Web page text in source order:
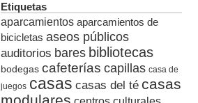
Etiquetas
aparcamientos aparcamientos de
bicicletas aseos públicos
auditorios bares bibliotecas
bodegas cafeterías capillas casa de
juegos casas casas del té casas